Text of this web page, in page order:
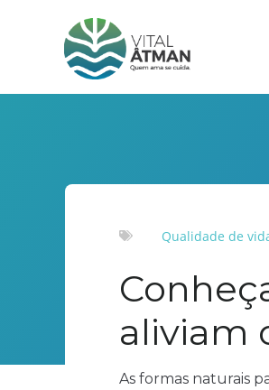
Qualidade de
aliviam
As formas naturais